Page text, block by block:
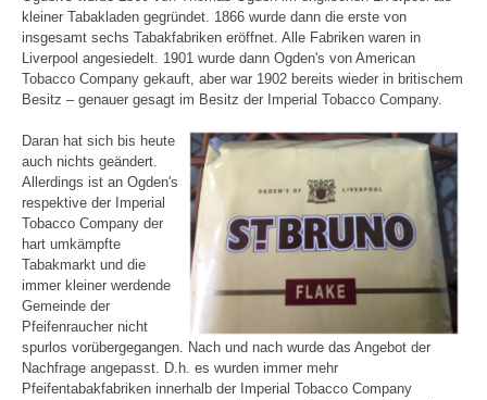
kleiner Tabakladen gegründet. 1866 wurde dann die erste von
insgesamt sechs Tabakfabriken eröffnet. Alle Fabriken waren in
Liverpool angesiedelt. 1901 wurde dann Ogden's von American
Tobacco Company gekauft, aber war 1902 bereits wieder in britischem
Besitz – genauer gesagt im Besitz der Imperial Tobacco Company.
Daran hat sich bis heute
auch nichts geändert.
Allerdings ist an Ogden's
respektive der Imperial
Tobacco Company der
hart umkämpfte
Tabakmarkt und die
immer kleiner werdende
Gemeinde der
Pfeifenraucher nicht
spurlos vorübergegangen. Nach und nach wurde das Angebot der
Nachfrage angepasst. D.h. es wurden immer mehr
Pfeifentabakfabriken innerhalb der Imperial Tobacco Company